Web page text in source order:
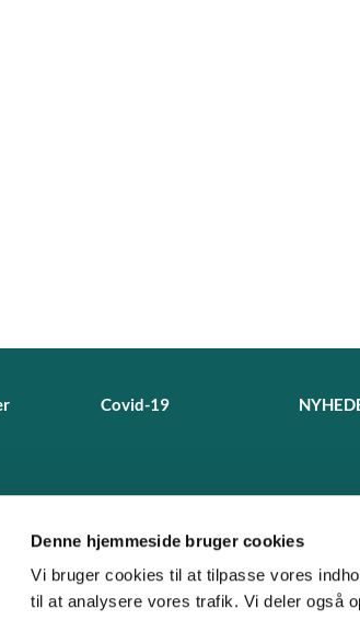
Denne hjemmeside bruger cookies
Vi bruger cookies til at tilpasse vores
til at analysere vores trafik. Vi deler også
Covid-19
